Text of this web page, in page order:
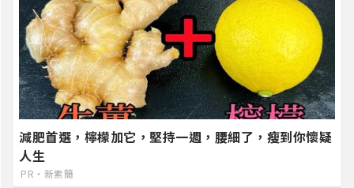
減肥首選，檸檬加它，堅持一週，腰細了，瘦到你懷疑
人生
PR・新素簡